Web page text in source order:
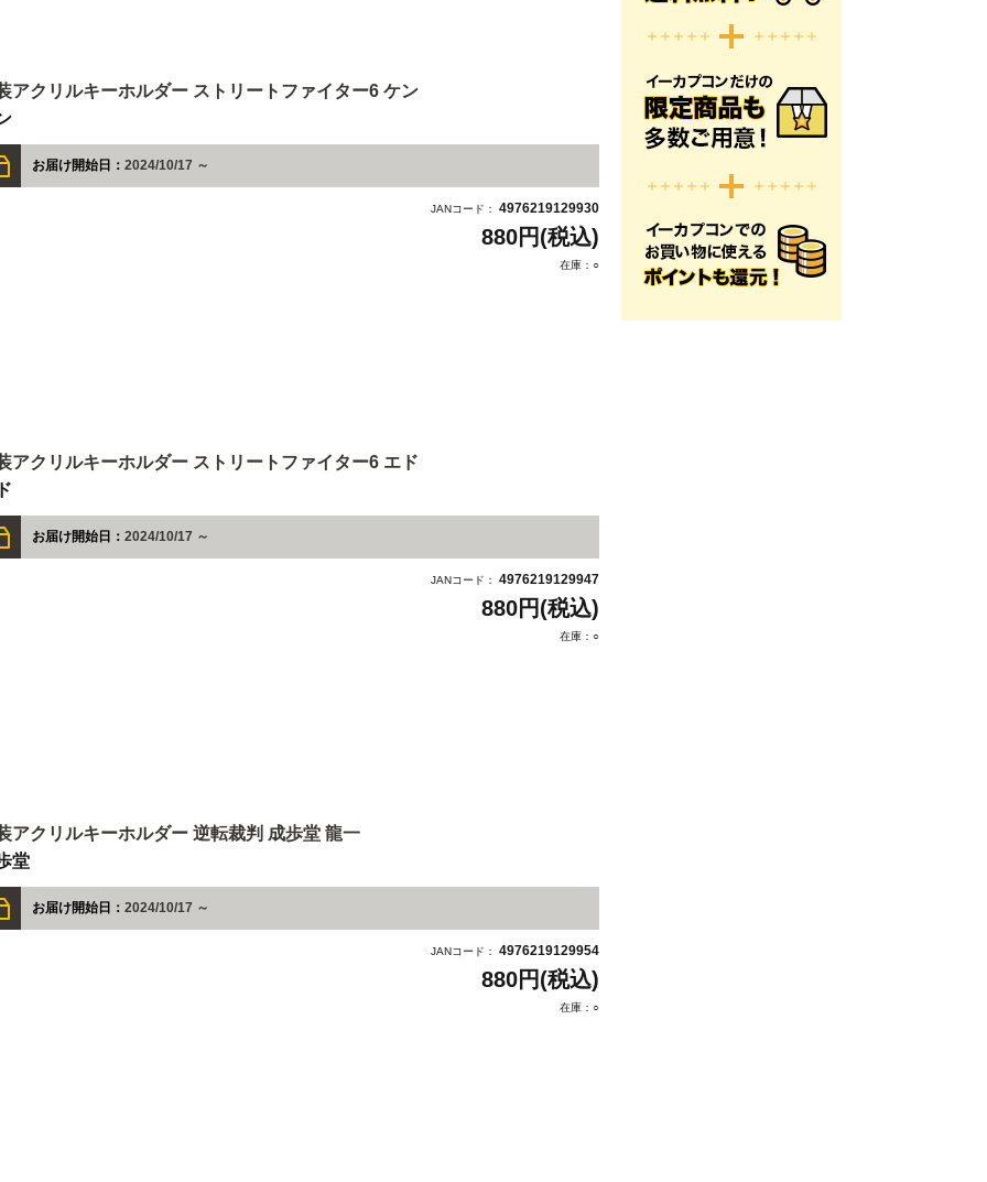
アクリルキーホルダー ストリートファイター6 ケン
お届け開始日： 2024/10/17 ～
JANコード： 4976219129930
880円(税込)
在庫：○
アクリルキーホルダー ストリートファイター6 エド
お届け開始日： 2024/10/17 ～
JANコード： 4976219129947
880円(税込)
在庫：○
アクリルキーホルダー 逆転裁判 成歩堂 龍一
堂
お届け開始日： 2024/10/17 ～
JANコード： 4976219129954
880円(税込)
在庫：○